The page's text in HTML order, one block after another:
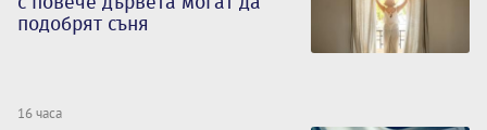
подобрят съня
16 часа